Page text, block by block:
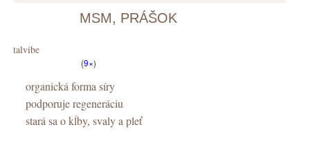
V košíku máteks
MSM, PRÁŠOK
Vitalvibe
(9×)
organická forma síry
podporuje regeneráciu
stará sa o kĺby, svaly a pleť